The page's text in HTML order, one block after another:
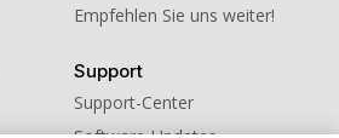
Empfehlen Sie uns weiter!
Support
Support-Center